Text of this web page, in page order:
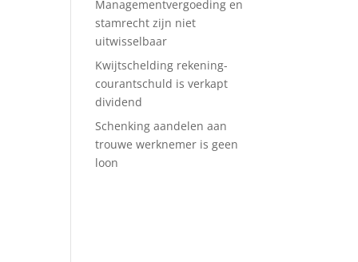
Managementvergoeding en
stamrecht zijn niet
uitwisselbaar
Kwijtschelding rekening-
courantschuld is verkapt
dividend
Schenking aandelen aan
trouwe werknemer is geen
loon